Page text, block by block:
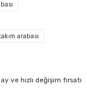
Parça
arabası
ve hızlı değişim fırsatı